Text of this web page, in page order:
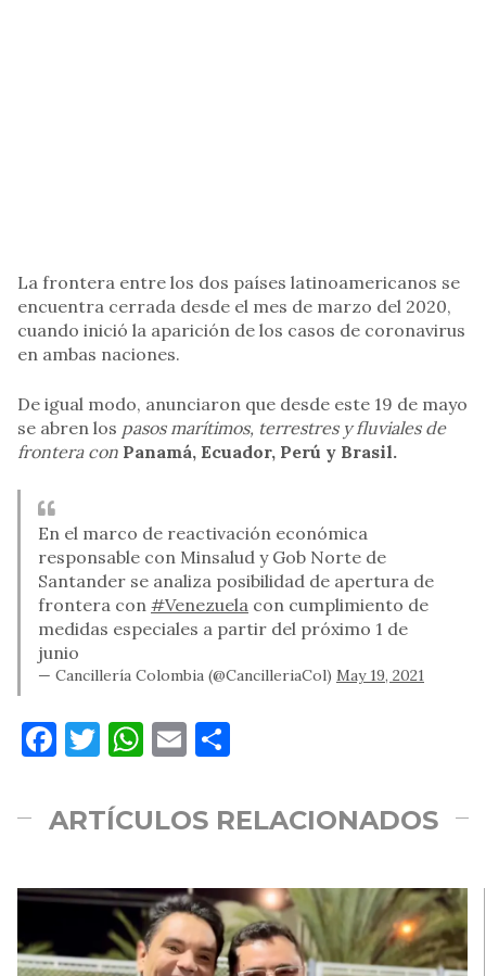
La frontera entre los dos países latinoamericanos se
encuentra cerrada desde el mes de marzo del 2020,
cuando inició la aparición de los casos de coronavirus
en ambas naciones.
De igual modo, anunciaron que desde este 19 de mayo
se abren los pasos marítimos, terrestres y fluviales de
frontera con Panamá, Ecuador, Perú y Brasil.
En el marco de reactivación económica
responsable con Minsalud y Gob Norte de
Santander se analiza posibilidad de apertura de
frontera con #Venezuela con cumplimiento de
medidas especiales a partir del próximo 1 de
junio
— Cancillería Colombia (@CancilleriaCol) May 19, 2021
Facebook
Twitter
WhatsApp
Email
ARTÍCULOS RELACIONADOS